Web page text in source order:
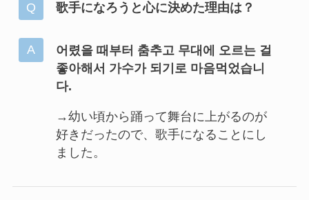
歌手になろうと心に決めた理由は？
어렸을 때부터 춤추고 무대에 오르는 걸
좋아해서 가수가 되기로 마음먹었습니
다.
→幼い頃から踊って舞台に上がるのが
好きだったので、歌手になることにし
ました。